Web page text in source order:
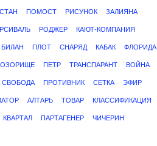
СТАН ПОМОСТ РИСУНОК ЗАЛИЯНА
РОДЖЕР КАЮТ-КОМПАНИЯ
БИЛАН ПЛОТ СНАРЯД КАБАК ФЛОРИДА
ПЕТР ТРАНСПАРАНТ ВОЙНА
СВОБОДА ПРОТИВНИК СЕТКА ЭФИР
АЛТАРЬ ТОВАР КЛАССИФИКАЦИЯ
КВАРТАЛ ПАРТАГЕНЕР ЧИЧЕРИН